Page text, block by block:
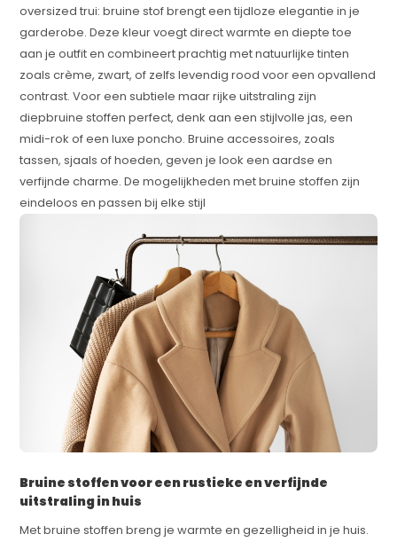
oversized trui: bruine stof brengt een tijdloze elegantie in je
garderobe. Deze kleur voegt direct warmte en diepte toe
aan je outfit en combineert prachtig met natuurlijke tinten
zoals crème, zwart, of zelfs levendig rood voor een opvallend
contrast. Voor een subtiele maar rijke uitstraling zijn
diepbruine stoffen perfect, denk aan een stijlvolle jas, een
midi-rok of een luxe poncho. Bruine accessoires, zoals
tassen, sjaals of hoeden, geven je look een aardse en
verfijnde charme. De mogelijkheden met bruine stoffen zijn
eindeloos en passen bij elke stijl
Bruine stoffen voor een rustieke en verfijnde
uitstraling in huis
Met bruine stoffen breng je warmte en gezelligheid in je huis.